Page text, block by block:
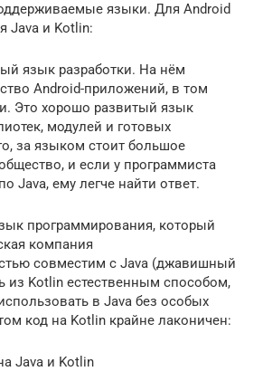
языки. Для Android
Java и Kotlin:
язык разработки. На нём
Android-приложений, в том
Это хорошо развитый язык
модулей и готовых
за языком стоит большое
и если у программиста
Java, ему легче найти ответ.
программирования, который
компания
совместим с Java (джавишный
из Kotlin естественным способом,
в Java без особых
код на Kotlin крайне лаконичен:
Java и Kotlin